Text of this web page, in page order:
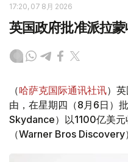
17:20, 07 8月 2026
英国政府批准派拉
（哈萨克国际通讯社讯）
由，在星期四（8月6日）
Skydance）以1100亿美
（Warner Bros Discovery